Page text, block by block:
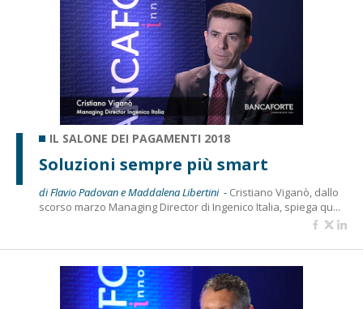
IL SALONE DEI PAGAMENTI 2018
Soluzioni sempre più smart
di Flavio Padovan e Maddalena Libertini - Cristiano Viganò, dallo
scorso marzo Managing Director di Ingenico Italia, spiega qu...